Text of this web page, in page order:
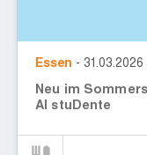
Essen - 31.03.2026
Neu im
Al stuDente